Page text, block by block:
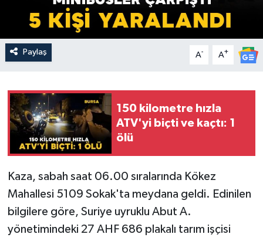
Paylaş A- A+
150 kilometre hızla
ATV'yi biçti ve kaçtı: 1
ölü
Kaza, sabah saat 06.00 sıralarında Kökez
Mahallesi 5109 Sokak'ta meydana geldi. Edinilen
bilgilere göre, Suriye uyruklu Abut A.
yönetimindeki 27 AHF 686 plakalı tarım işçisi